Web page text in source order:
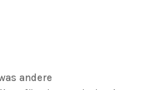
andere